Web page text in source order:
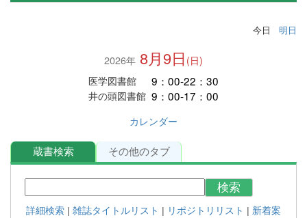
今日 明日
2026年 8月9日 (日)
医学図書館
9：00-22：30
井の頭図書館 9：00-17：00
カレンダー
蔵書検索 その他のタブ
検索
詳細検索 | 雑誌タイトルリスト | リポジトリリスト | 新着案